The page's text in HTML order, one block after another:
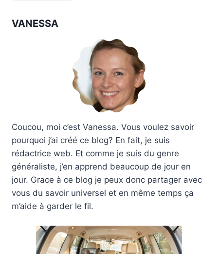
VANESSA
Coucou, moi c’est Vanessa. Vous voulez savoir
pourquoi j’ai créé ce blog? En fait, je suis
rédactrice web. Et comme je suis du genre
généraliste, j’en apprend beaucoup de jour en
jour. Grace à ce blog je peux donc partager avec
vous du savoir universel et en même temps ça
m’aide à garder le fil.